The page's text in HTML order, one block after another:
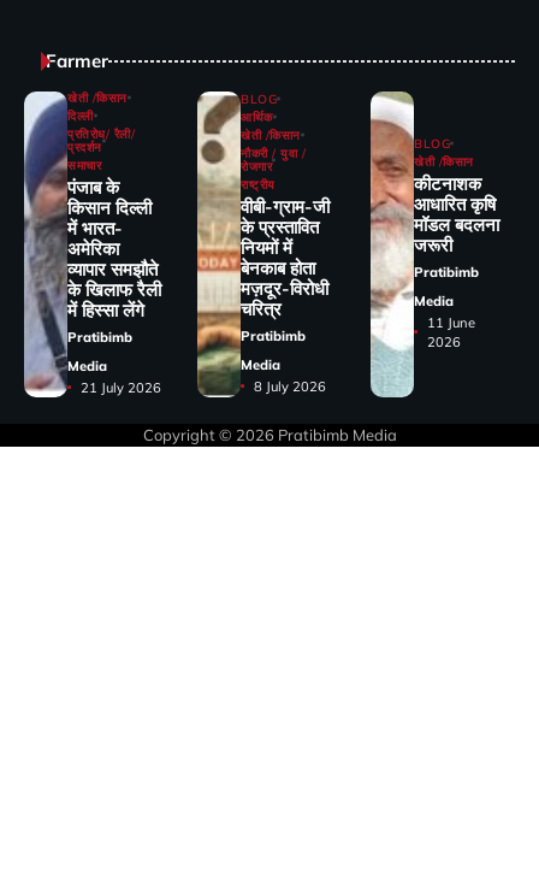
Farmer
खेती /किसान
दिल्ली
प्रतिरोध/ रैली/
प्रदर्शन
समाचार
पंजाब के
किसान दिल्ली
में भारत-
अमेरिका
व्यापार समझौते
के खिलाफ रैली
में हिस्सा लेंगे
Pratibimb
Media
21 July 2026
BLOG
आर्थिक
खेती /किसान
नौकरी / युवा /
रोजगार
राष्ट्रीय
वीबी-ग्राम-जी
के प्रस्तावित
नियमों में
बेनकाब होता
मज़दूर-विरोधी
चरित्र
Pratibimb
Media
8 July 2026
BLOG
खेती /किसान
कीटनाशक
आधारित कृषि
मॉडल बदलना
जरूरी
Pratibimb
Media
11 June
2026
Copyright © 2026 Pratibimb Media